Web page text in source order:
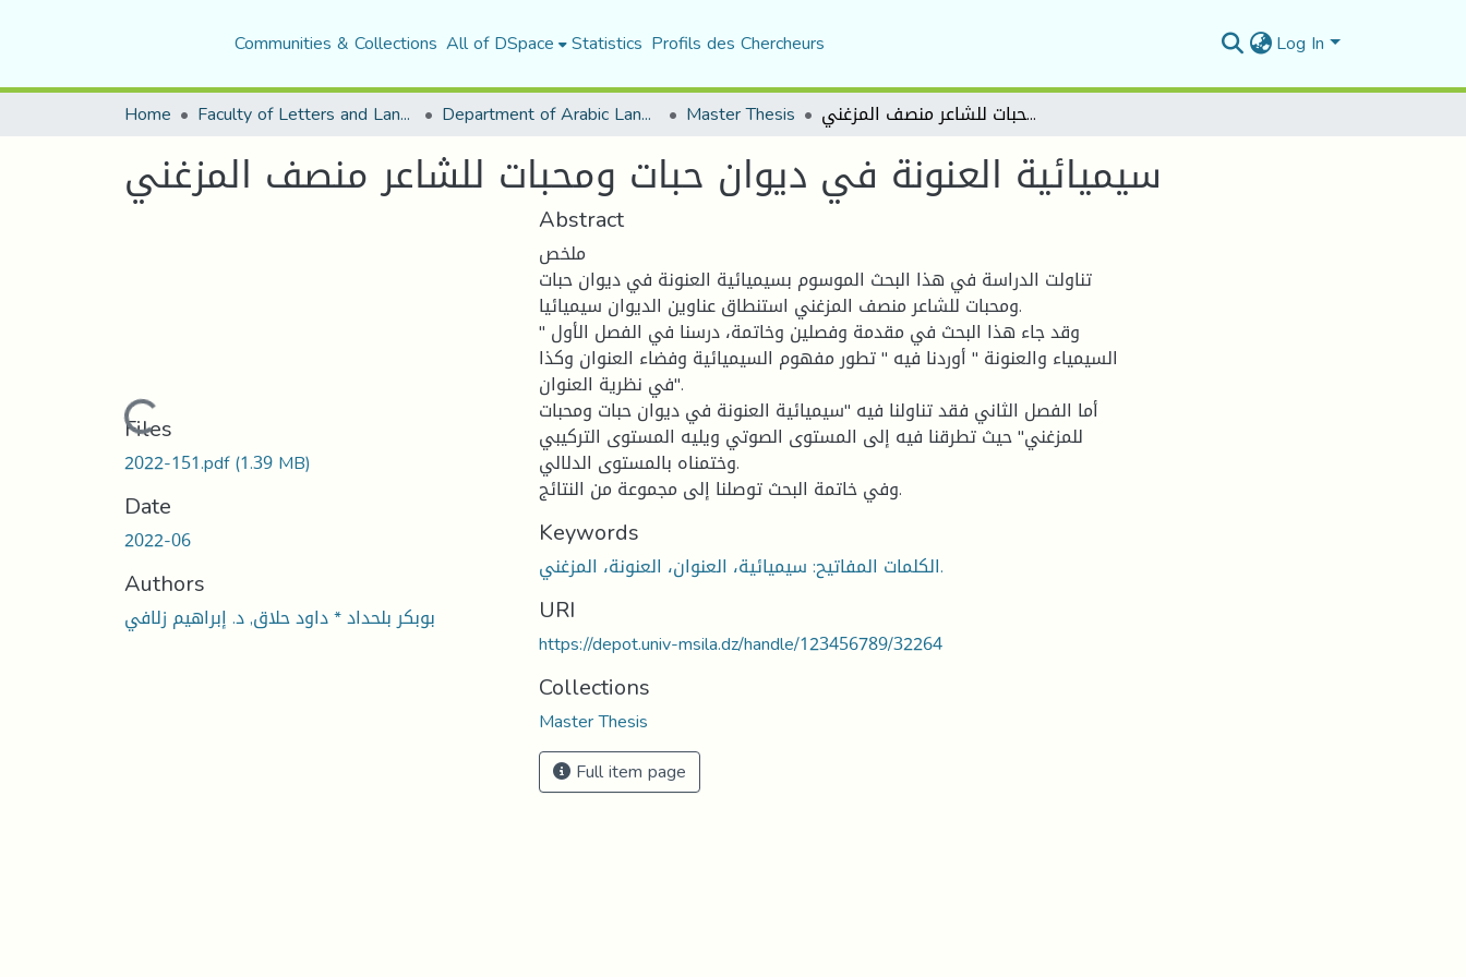
Communities & Collections All of DSpace Statistics Profils des Chercheurs Log In
Home Faculty of Letters and Languages Department of Arabic Language and Literature Master Thesis سيميائية العنونة في ديوان حبات ومحبات للشاعر منصف المزغني
سيميائية العنونة في ديوان حبات ومحبات للشاعر منصف المزغني
Loading...
Files
2022-151.pdf(1.39 MB)
Date
2022-06
Authors
بوبكر بلحداد * داود حلاق, د. إبراهيم زلافي
Abstract
ملخص
تناولت الدراسة في هذا البحث الموسوم بسيميائية العنونة في ديوان حبات
ومحبات للشاعر منصف المزغني استنطاق عناوين الديوان سيميائيا.
وقد جاء هذا البحث في مقدمة وفصلين وخاتمة، درسنا في الفصل الأول "
السيمياء والعنونة " أوردنا فيه " تطور مفهوم السيميائية وفضاء العنوان وكذا
في نظرية العنوان".
أما الفصل الثاني فقد تناولنا فيه "سيميائية العنونة في ديوان حبات ومحبات
للمزغني" حيث تطرقنا فيه إلى المستوى الصوتي ويليه المستوى التركيبي
وختمناه بالمستوى الدلالي.
وفي خاتمة البحث توصلنا إلى مجموعة من النتائج.
Keywords
الكلمات المفاتيح: سيميائية، العنوان، العنونة، المزغني.
URI
https://depot.univ-msila.dz/handle/123456789/32264
Collections
Master Thesis
Full item page